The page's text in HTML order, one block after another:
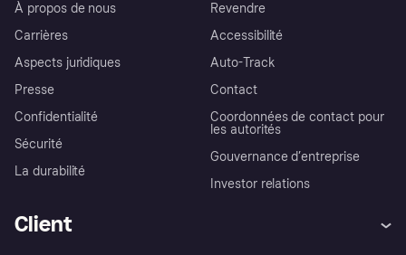
À propos de nous
Carrières
Aspects juridiques
Presse
Confidentialité
Sécurité
La durabilité
Revendre
Accessibilité
Auto-Track
Contact
Coordonnées de contact pour
les autorités
Gouvernance d’entreprise
Investor relations
Client